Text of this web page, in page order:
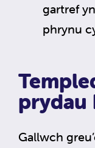
gartref
phrynu
prydau
Gallwch